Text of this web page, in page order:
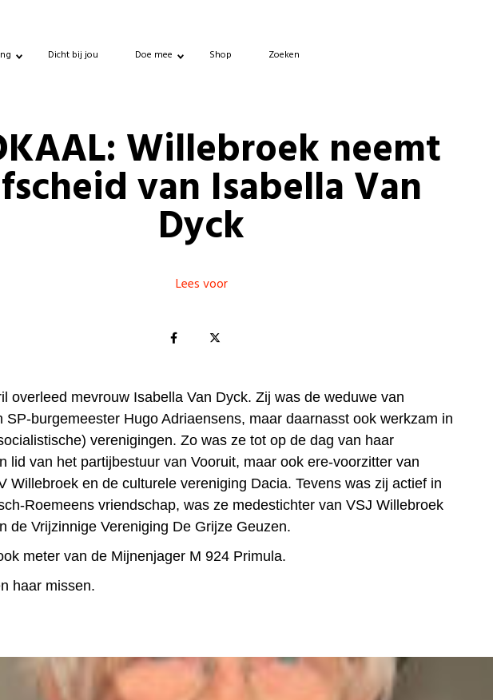
Dicht bij jou Doe mee Shop Zoeken
Willebroek neemt
van Isabella Van
Dyck
Lees voor
overleed mevrouw Isabella Van Dyck. Zij was de weduwe van
SP-burgemeester Hugo Adriaensens, maar daarnasst ook werkzam in
verenigingen. Zo was ze tot op de dag van haar
lid van het partijbestuur van Vooruit, maar ook ere-voorzitter van
Willebroek en de culturele vereniging Dacia. Tevens was zij actief in
Roemeens vriendschap, was ze medestichter van VSJ Willebroek
de Vrijzinnige Vereniging De Grijze Geuzen.
meter van de Mijnenjager M 924 Primula.
haar missen.